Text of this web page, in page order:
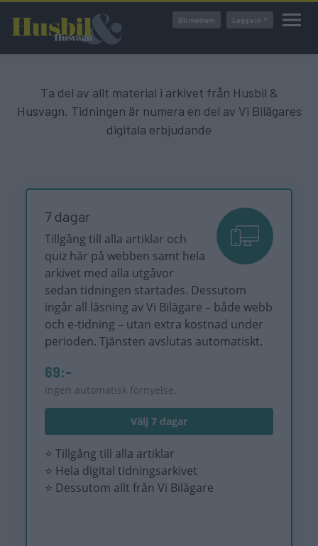
huvudinnehåll
Bli medlem Logga in
Ta del av allt material i arkivet från Husbil &
Husvagn. Tidningen är numera en del av Vi Bilägares
digitala erbjudande
7 dagar
Tillgång till alla artiklar och
quiz här på webben samt hela
arkivet med alla utgåvor
sedan tidningen startades. Dessutom
ingår all läsning av Vi Bilägare – både webb
och e-tidning – utan extra kostnad under
perioden. Tjänsten avslutas automatiskt.
69:-
Ingen automatisk förnyelse.
Välj 7 dagar
⭐ Tillgång till alla artiklar
⭐ Hela digital tidningsarkivet
⭐ Dessutom allt från Vi Bilägare